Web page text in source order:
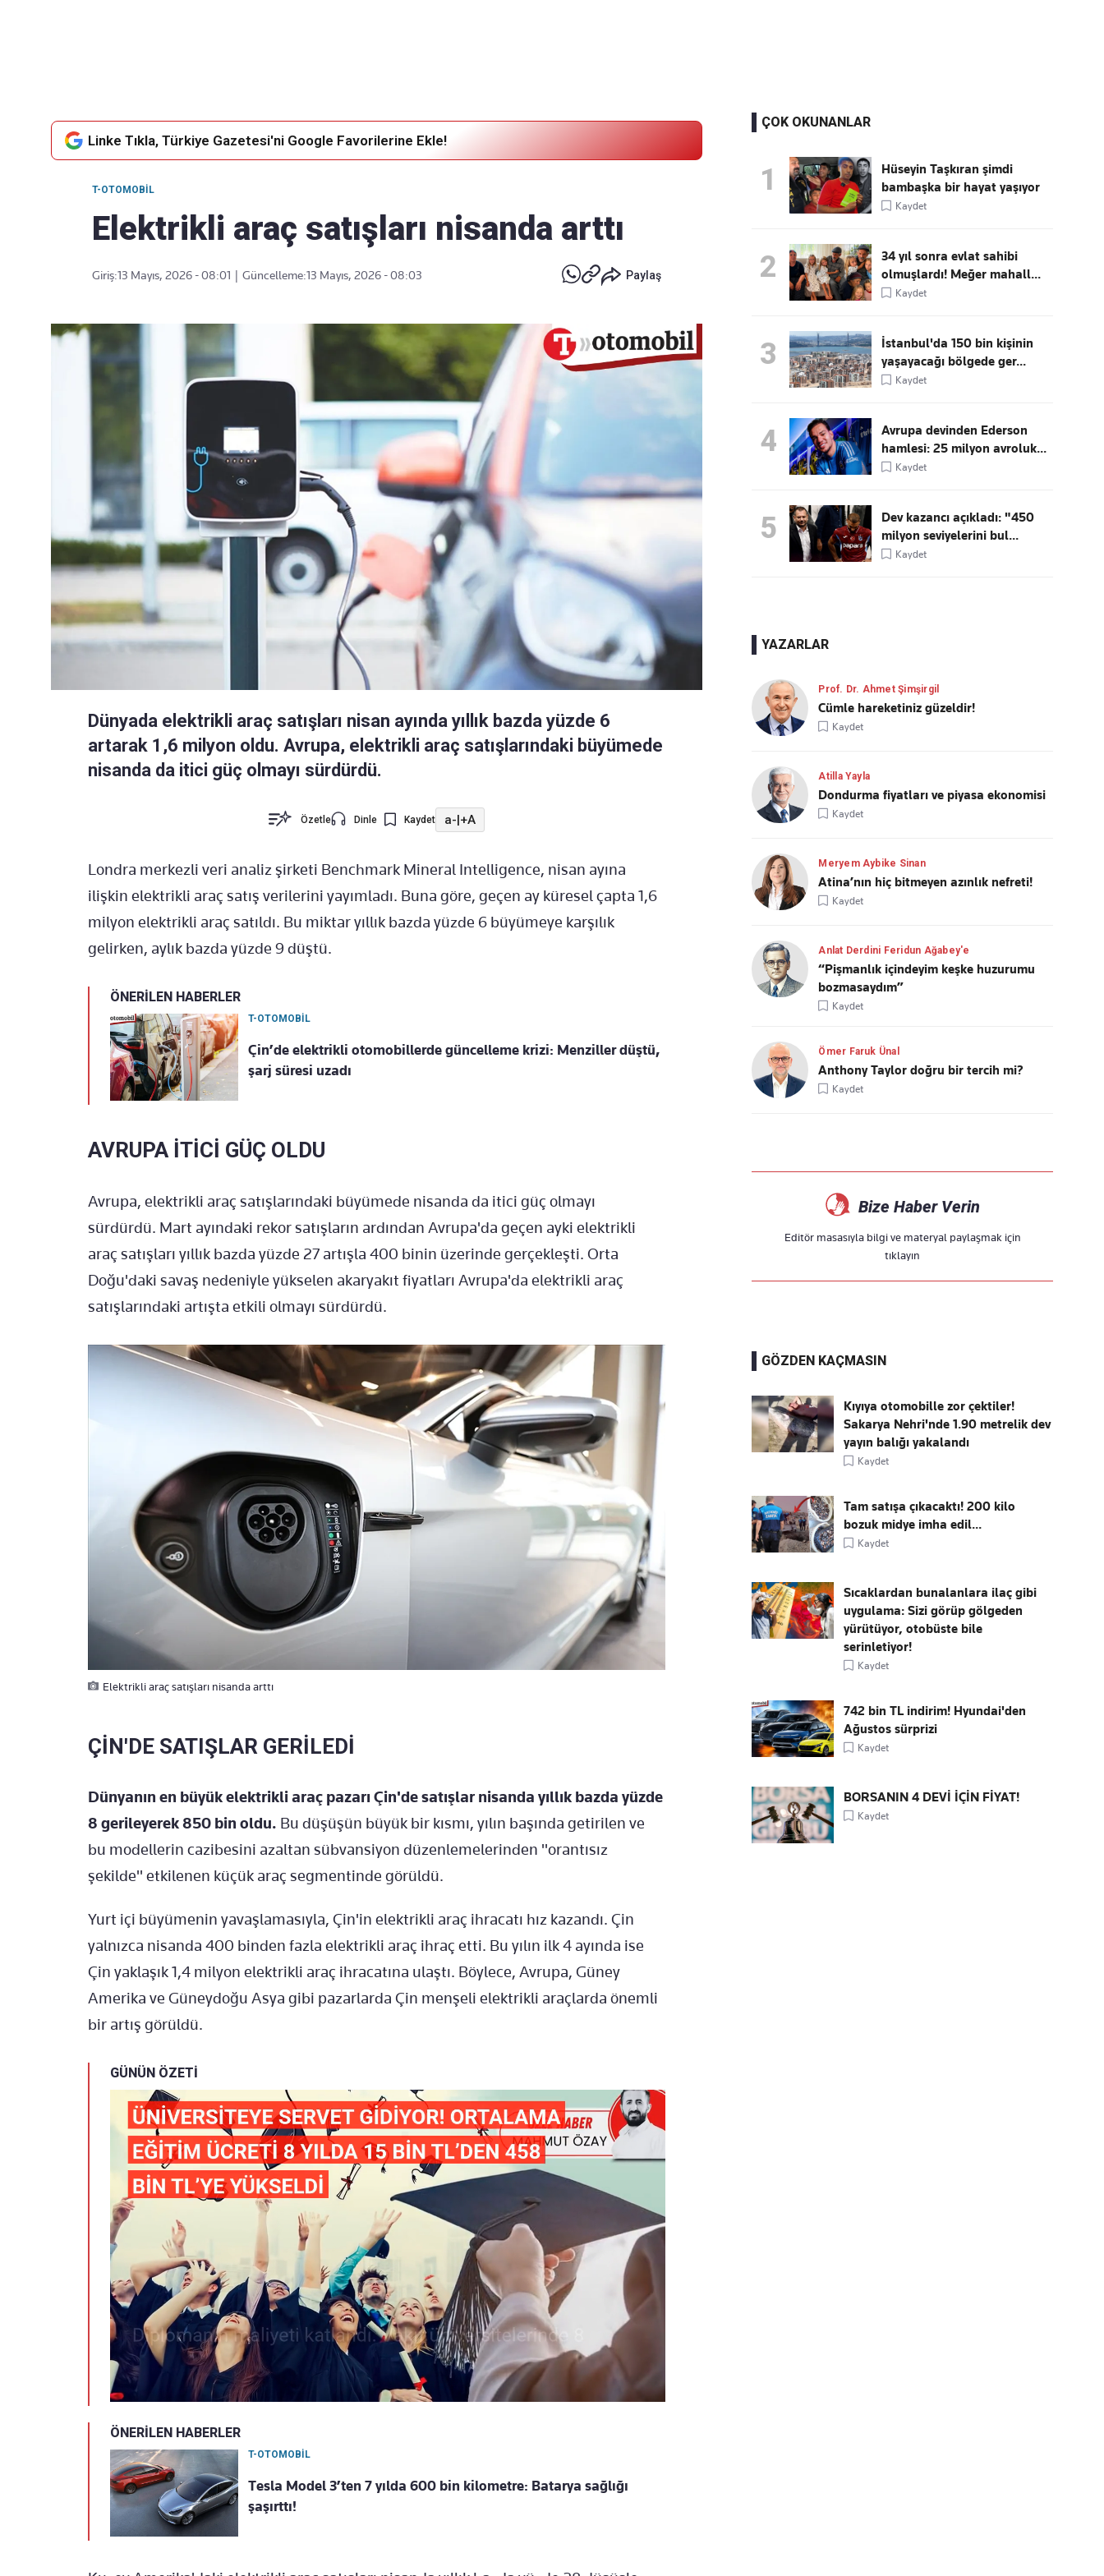
Linke Tıkla, Türkiye Gazetesi'ni Google Favorilerine Ekle!
T-OTOMOBIL
Elektrikli araç satışları nisanda arttı
Giriş:13 Mayıs, 2026 - 08:01 Güncelleme:13 Mayıs, 2026 - 08:03 Paylaş
Dünyada elektrikli araç satışları nisan ayında yıllık bazda yüzde 6
artarak 1,6 milyon oldu. Avrupa, elektrikli araç satışlarındaki büyümede
nisanda da itici güç olmayı sürdürdü.
Özetle Dinle Kaydet a-|+A
Londra merkezli veri analiz şirketi Benchmark Mineral Intelligence, nisan ayına
ilişkin elektrikli araç satış verilerini yayımladı. Buna göre, geçen ay küresel çapta 1,6
milyon elektrikli araç satıldı. Bu miktar yıllık bazda yüzde 6 büyümeye karşılık
gelirken, aylık bazda yüzde 9 düştü.
ÖNERİLEN HABERLER
T-OTOMOBİL
Çin’de elektrikli otomobillerde güncelleme krizi: Menziller düştü,
şarj süresi uzadı
AVRUPA İTİCİ GÜÇ OLDU
Avrupa, elektrikli araç satışlarındaki büyümede nisanda da itici güç olmayı
sürdürdü. Mart ayındaki rekor satışların ardından Avrupa'da geçen ayki elektrikli
araç satışları yıllık bazda yüzde 27 artışla 400 binin üzerinde gerçekleşti. Orta
Doğu'daki savaş nedeniyle yükselen akaryakıt fiyatları Avrupa'da elektrikli araç
satışlarındaki artışta etkili olmayı sürdürdü.
Elektrikli araç satışları nisanda arttı
ÇİN'DE SATIŞLAR GERİLEDİ
Dünyanın en büyük elektrikli araç pazarı Çin'de satışlar nisanda yıllık bazda yüzde
8 gerileyerek 850 bin oldu. Bu düşüşün büyük bir kısmı, yılın başında getirilen ve
bu modellerin cazibesini azaltan sübvansiyon düzenlemelerinden "orantısız
şekilde" etkilenen küçük araç segmentinde görüldü.
Yurt içi büyümenin yavaşlamasıyla, Çin'in elektrikli araç ihracatı hız kazandı. Çin
yalnızca nisanda 400 binden fazla elektrikli araç ihraç etti. Bu yılın ilk 4 ayında ise
Çin yaklaşık 1,4 milyon elektrikli araç ihracatına ulaştı. Böylece, Avrupa, Güney
Amerika ve Güneydoğu Asya gibi pazarlarda Çin menşeli elektrikli araçlarda önemli
bir artış görüldü.
GÜNÜN ÖZETİ
ÖNERİLEN HABERLER
T-OTOMOBİL
Tesla Model 3’ten 7 yılda 600 bin kilometre: Batarya sağlığı
şaşırttı!
ÇOK OKUNANLAR
1
Hüseyin Taşkıran şimdi
bambaşka bir hayat yaşıyor
Kaydet
2
34 yıl sonra evlat sahibi
olmuşlardı! Meğer mahall...
Kaydet
3
İstanbul'da 150 bin kişinin
yaşayacağı bölgede ger...
Kaydet
4
Avrupa devinden Ederson
hamlesi: 25 milyon avroluk...
Kaydet
5
Dev kazancı açıkladı: "450
milyon seviyelerini bul...
Kaydet
YAZARLAR
Prof. Dr. Ahmet Şimşirgil
Cümle hareketiniz güzeldir!
Kaydet
Atilla Yayla
Dondurma fiyatları ve piyasa ekonomisi
Kaydet
Meryem Aybike Sinan
Atina’nın hiç bitmeyen azınlık nefreti!
Kaydet
Anlat Derdini Feridun Ağabey'e
“Pişmanlık içindeyim keşke huzurumu
bozmasaydım”
Kaydet
Ömer Faruk Ünal
Anthony Taylor doğru bir tercih mi?
Kaydet
Bize Haber Verin
Editör masasıyla bilgi ve materyal paylaşmak için
tıklayın
GÖZDEN KAÇMASIN
Kıyıya otomobille zor çektiler!
Sakarya Nehri'nde 1.90 metrelik dev
yayın balığı yakalandı
Kaydet
Tam satışa çıkacaktı! 200 kilo
bozuk midye imha edil...
Kaydet
Sıcaklardan bunalanlara ilaç gibi
uygulama: Sizi görüp gölgeden
yürütüyor, otobüste bile
serinletiyor!
Kaydet
742 bin TL indirim! Hyundai'den
Ağustos sürprizi
Kaydet
BORSANIN 4 DEVİ İÇİN FİYAT!
Kaydet